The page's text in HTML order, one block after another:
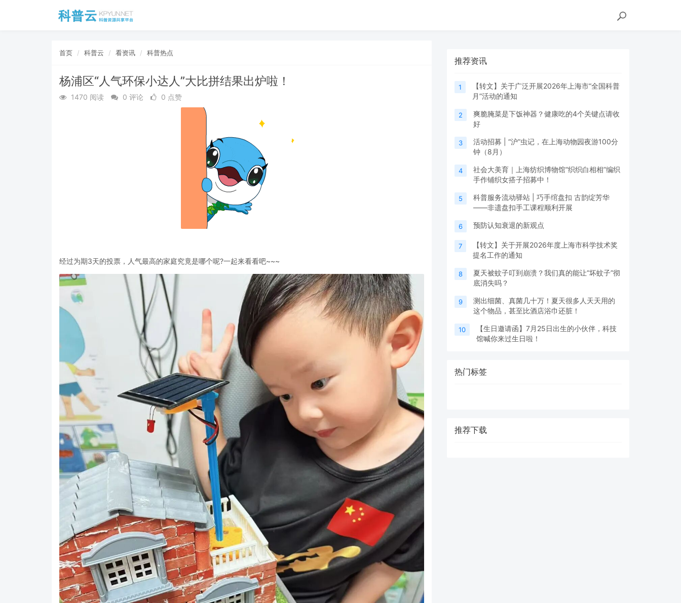
首页 科普云 看资讯 科普热点
杨浦区“人气环保小达人”大比拼结果出炉啦！
1470 阅读 0 评论 0 点赞
经过为期3天的投票，人气最高的家庭究竟是哪个呢?一起来看看吧~~~
推荐资讯
1
【转文】关于广泛开展2026年上海市“全国科普
月”活动的通知
2
爽脆腌菜是下饭神器？健康吃的4个关键点请收
好
3
活动招募 | “沪”虫记，在上海动物园夜游100分
钟（8月）
4
社会大美育｜上海纺织博物馆“织织白相相”编织
手作铺织女搭子招募中！
5
科普服务流动驿站 | 巧手绾盘扣 古韵绽芳华
——非遗盘扣手工课程顺利开展
6 预防认知衰退的新观点
7
【转文】关于开展2026年度上海市科学技术奖
提名工作的通知
8
夏天被蚊子叮到崩溃？我们真的能让“坏蚊子”彻
底消失吗？
9
测出细菌、真菌几十万！夏天很多人天天用的
这个物品，甚至比酒店浴巾还脏！
10
【生日邀请函】7月25日出生的小伙伴，科技
馆喊你来过生日啦！
热门标签
推荐下载